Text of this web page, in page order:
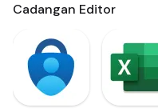
Cadangan Editor